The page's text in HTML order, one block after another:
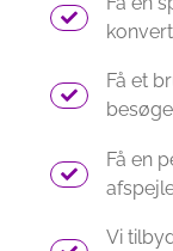
Få et
Få en
Vi